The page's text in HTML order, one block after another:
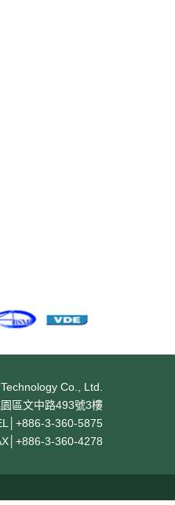
Co., Ltd.
區文中路493號3樓
+886-3-360-5875
+886-3-360-4278